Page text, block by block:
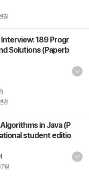
경
189 Progr
Solutions (Paperb
)
경
in Java (P
student editio
월